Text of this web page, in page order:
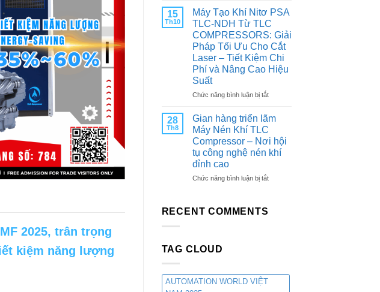
2025, trân trọng
kiệm năng lượng
THAM
QUAN
TRIỂN
LÃM
CÔNG
NGHIỆP
XUẤT
NAM
2025
Tạo
Khí
Nitơ
PSA
Từ
TLC
Compressors:
Cho
Các
Ngành
Công
15
Th10
Máy Tạo Khí Nitơ PSA
TLC-NDH Từ TLC
COMPRESSORS: Giải
Pháp Tối Ưu Cho Cắt
Laser – Tiết Kiệm Chi
Phí và Nâng Cao Hiệu
Suất
Chức năng bình luận bị tắtở
Nitơ
PSA
TLC-
Từ
–
28
Th8
Gian hàng triển lãm
Máy Nén Khí TLC
Compressor – Nơi hội
tụ công nghệ nén khí
đỉnh cao
Chức năng bình luận bị tắtở
–
RECENT COMMENTS
TAG CLOUD
AUTOMATION WORLD VIỆT